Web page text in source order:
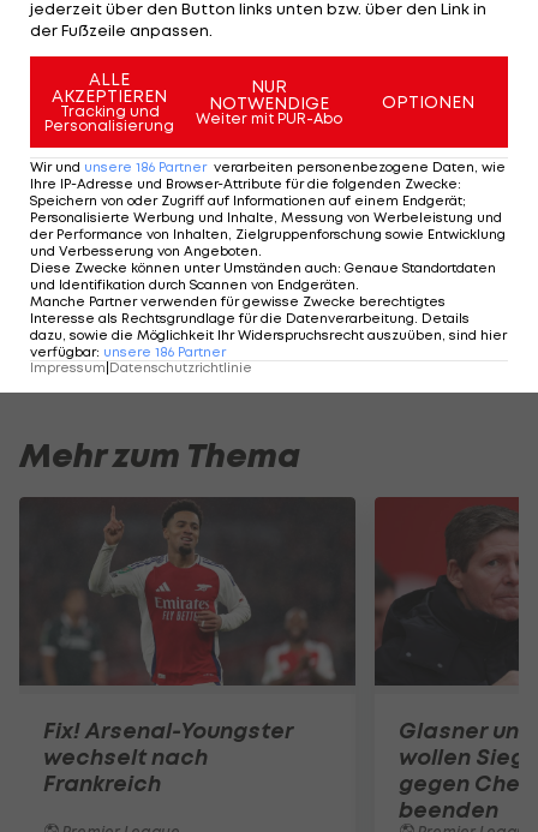
confirm the appointment of
Steve Cooper as our new First
Team Manager 🔵
— Leicester City (@LCFC) June 20, 2024
Top-Duell zum Premier-
League-Auftakt 2024/25
Mehr zum Thema
Fix! Arsenal-Youngster
wechselt nach
Frankreich
Glasner
wollen
gegen
beenden
jederzeit über den Button links unten bzw. über den Link in
der Fußzeile anpassen.
ALLE
AKZEPTIEREN
Tracking und
Personalisierung
NUR
NOTWENDIGE
Weiter mit PUR-Abo
OPTIONEN
Wir und unsere 186 Partner verarbeiten personenbezogene Daten, wie
Ihre IP-Adresse und Browser-Attribute für die folgenden Zwecke:
Speichern von oder Zugriff auf Informationen auf einem Endgerät;
Personalisierte Werbung und Inhalte, Messung von Werbeleistung und
der Performance von Inhalten, Zielgruppenforschung sowie Entwicklung
und Verbesserung von Angeboten.
Diese Zwecke können unter Umständen auch: Genaue Standortdaten
und Identifikation durch Scannen von Endgeräten.
Manche Partner verwenden für gewisse Zwecke berechtigtes
Interesse als Rechtsgrundlage für die Datenverarbeitung. Details
dazu, sowie die Möglichkeit Ihr Widerspruchsrecht auszuüben, sind hier
verfügbar: unsere 186 Partner
Impressum Datenschutzrichtlinie